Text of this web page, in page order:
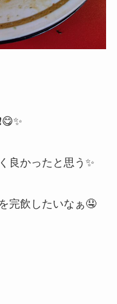
良かったと思う✨
完飲したいなぁ🤤